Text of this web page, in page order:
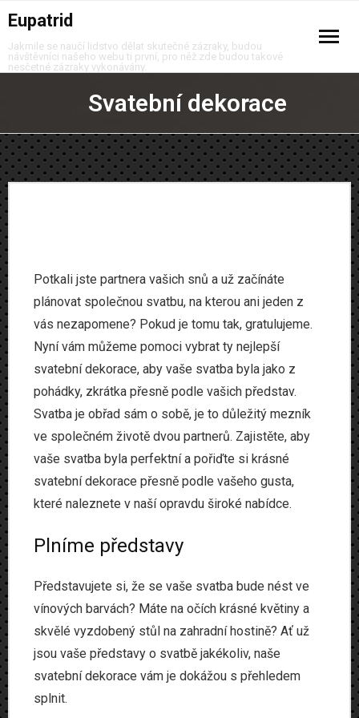
Eupatrid
Jakmile se naučí lidstvo dělat skutečné zázraky, budou
návštěvníci našeho webu ti první, pro něž zde budou takové
nesčetné zázraky vykonávány.
Business
Děti
Krása
Móda
Produkty
Www
Zvířata
Svatební dekorace
Potkali jste partnera vašich snů a už začínáte
plánovat společnou svatbu, na kterou ani jeden z
vás nezapomene? Pokud je tomu tak, gratulujeme.
Nyní vám můžeme pomoci vybrat ty nejlepší
svatební dekorace, aby vaše svatba byla jako z
pohádky, zkrátka přesně podle vašich představ.
Svatba je obřad sám o sobě, je to důležitý mezník
ve společném životě dvou partnerů. Zajistěte, aby
vaše svatba byla perfektní a pořiďte si krásné
svatební dekorace přesně podle vašeho gusta,
které naleznete v naší opravdu široké nabídce.
Plníme představy
Představujete si, že se vaše svatba bude nést ve
vínových barvách? Máte na očích krásné květiny a
skvělé vyzdobený stůl na zahradní hostině? Ať už
jsou vaše představy o svatbě jakékoliv, naše
svatební dekorace vám je dokážou s přehledem
splnit.